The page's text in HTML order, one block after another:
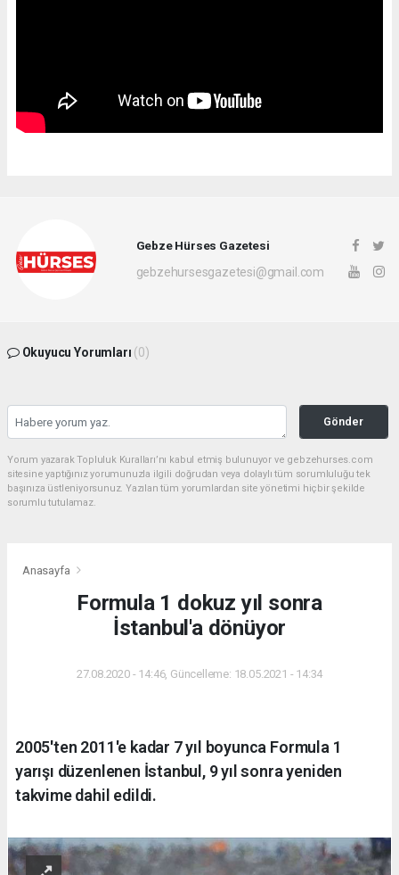
Gebze Hürses Gazetesi
gebzehursesgazetesi@gmail.com
Okuyucu Yorumları (0)
Gönder
Yorum yazarak Topluluk Kuralları’nı kabul etmiş bulunuyor ve gebzehurses.com
sitesine yaptığınız yorumunuzla ilgili doğrudan veya dolaylı tüm sorumluluğu tek
başınıza üstleniyorsunuz. Yazılan tüm yorumlardan site yönetimi hiçbir şekilde
sorumlu tutulamaz.
Anasayfa
Formula 1 dokuz yıl sonra
İstanbul'a dönüyor
27.08.2020 - 14:46, Güncelleme: 18.05.2021 - 14:34
2005'ten 2011'e kadar 7 yıl boyunca Formula 1
yarışı düzenlenen İstanbul, 9 yıl sonra yeniden
takvime dahil edildi.